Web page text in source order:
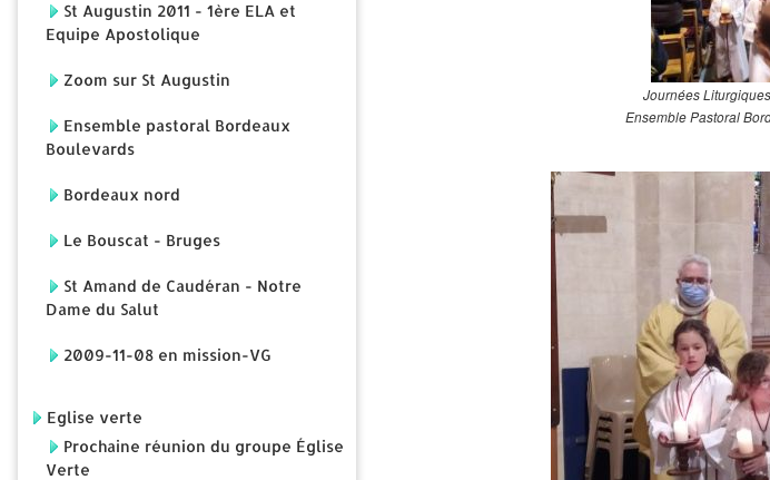
St Augustin 2011 - 1ère ELA et
Equipe Apostolique
Zoom sur St Augustin
Ensemble pastoral Bordeaux
Boulevards
Bordeaux nord
Le Bouscat - Bruges
St Amand de Caudéran - Notre
Dame du Salut
2009-11-08 en mission-VG
Eglise verte
Prochaine réunion du groupe Église
Verte
Journées
Ensemble Pastoral